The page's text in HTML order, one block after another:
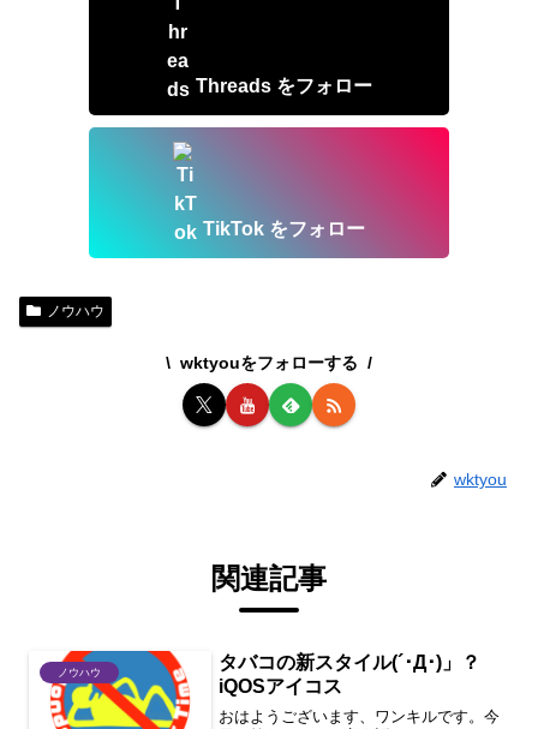
Threads をフォロー
TikTok をフォロー
ノウハウ
wktyouをフォローする
wktyou
関連記事
ノウハウ
タバコの新スタイル(´･Д･)」？
iQOSアイコス
おはようございます、ワンキルです。今